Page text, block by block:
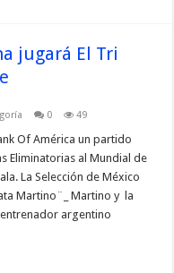
jugará El Tri
0 49
Of América un partido
Eliminatorias al Mundial de
La Selección de México
Martino¨_ Martino y la
argentino